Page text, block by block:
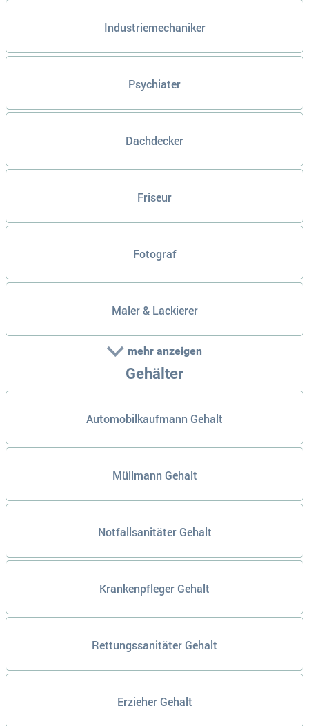
Industriemechaniker
Psychiater
Dachdecker
Friseur
Fotograf
Maler & Lackierer
mehr anzeigen
Gehälter
Automobilkaufmann Gehalt
Müllmann Gehalt
Notfallsanitäter Gehalt
Krankenpfleger Gehalt
Rettungssanitäter Gehalt
Erzieher Gehalt